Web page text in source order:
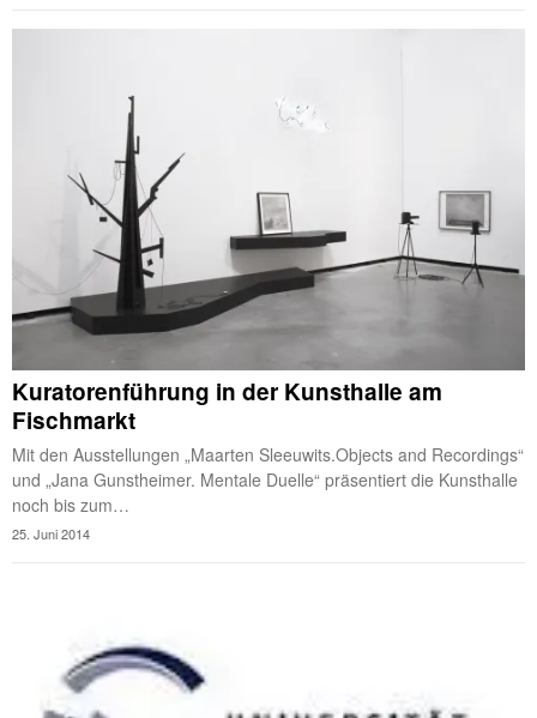
Kuratorenführung in der Kunsthalle am
Fischmarkt
Mit den Ausstellungen „Maarten Sleeuwits.Objects and Recordings“
und „Jana Gunstheimer. Mentale Duelle“ präsentiert die Kunsthalle
noch bis zum…
25. Juni 2014